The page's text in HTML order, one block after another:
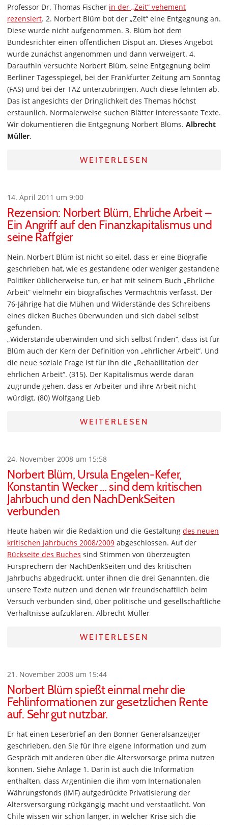
Professor Dr. Thomas Fischer in der „Zeit“ vehement
rezensiert. 2. Norbert Blüm bot der „Zeit“ eine Entgegnung an.
Diese wurde nicht aufgenommen. 3. Blüm bot dem
Bundesrichter einen öffentlichen Disput an. Dieses Angebot
wurde zunächst angenommen und dann verweigert. 4.
Daraufhin versuchte Norbert Blüm, seine Entgegnung beim
Berliner Tagesspiegel, bei der Frankfurter Zeitung am Sonntag
(FAS) und bei der TAZ unterzubringen. Auch diese lehnten ab.
Das ist angesichts der Dringlichkeit des Themas höchst
erstaunlich. Normalerweise suchen Blätter interessante Texte.
Wir dokumentieren die Entgegnung Norbert Blüms. Albrecht
Müller.
WEITERLESEN
14. April 2011 um 9:00
Rezension: Norbert Blüm, Ehrliche Arbeit –
Ein Angriff auf den Finanzkapitalismus und
seine Raffgier
Nein, Norbert Blüm ist nicht so eitel, dass er eine Biografie
geschrieben hat, wie es gestandene oder weniger gestandene
Politiker üblicherweise tun, er hat mit seinem Buch „Ehrliche
Arbeit“ vielmehr ein biografisches Vermächtnis verfasst. Der
76-Jährige hat die Mühen und Widerstände des Schreibens
eines dicken Buches überwunden und sich dabei selbst
gefunden.
„Widerstände überwinden und sich selbst finden“, dass ist für
Blüm auch der Kern der Definition von „ehrlicher Arbeit“. Und
die neue soziale Frage ist für ihn die „Rehabilitation der
ehrlichen Arbeit“. (315). Der Kapitalismus werde daran
zugrunde gehen, dass er Arbeiter und ihre Arbeit nicht
würdigt. (80) Wolfgang Lieb
WEITERLESEN
24. November 2008 um 15:58
Norbert Blüm, Ursula Engelen-Kefer,
Konstantin Wecker … sind dem kritischen
Jahrbuch und den NachDenkSeiten
verbunden
Heute haben wir die Redaktion und die Gestaltung des neuen
kritischen Jahrbuchs 2008/2009 abgeschlossen. Auf der
Rückseite des Buches sind Stimmen von überzeugten
Fürsprechern der NachDenkSeiten und des kritischen
Jahrbuchs abgedruckt, unter ihnen die drei Genannten, die
unsere Texte nutzen und denen wir freundschaftlich beim
Versuch verbunden sind, über politische und gesellschaftliche
Verhältnisse aufzuklären. Albrecht Müller
WEITERLESEN
21. November 2008 um 15:44
Norbert Blüm spießt einmal mehr die
Fehlinformationen zur gesetzlichen Rente
auf. Sehr gut nutzbar.
Er hat einen Leserbrief an den Bonner Generalsanzeiger
geschrieben, den Sie für Ihre eigene Information und zum
Gespräch mit anderen über die Altersvorsorge prima nutzen
können. Siehe Anlage 1. Darin ist auch die Information
enthalten, dass Argentinien die ihm vom Internationalen
Währungsfonds (IMF) aufgedrückte Privatisierung der
Altersversorgung rückgängig macht und verstaatlicht. Von
Chile wissen wir schon länger, in welcher Krise sich die